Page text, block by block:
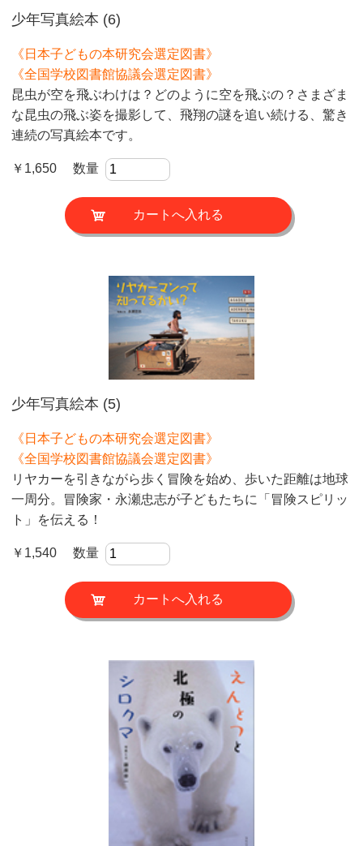
少年写真絵本 (6)
《日本子どもの本研究会選定図書》
《全国学校図書館協議会選定図書》
昆虫が空を飛ぶわけは？どのように空を飛ぶの？さまざま
な昆虫の飛ぶ姿を撮影して、飛翔の謎を追い続ける、驚き
連続の写真絵本です。
￥1,650 数量
少年写真絵本 (5)
《日本子どもの本研究会選定図書》
《全国学校図書館協議会選定図書》
リヤカーを引きながら歩く冒険を始め、歩いた距離は地球
一周分。冒険家・永瀬忠志が子どもたちに「冒険スピリッ
ト」を伝える！
￥1,540 数量